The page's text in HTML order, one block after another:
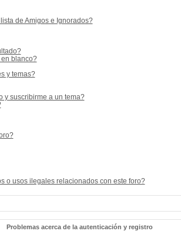
de Amigos e Ignorados?
blanco?
y temas?
y suscribirme a un tema?
o usos ilegales relacionados con este foro?
Problemas acerca de la autenticación y registro